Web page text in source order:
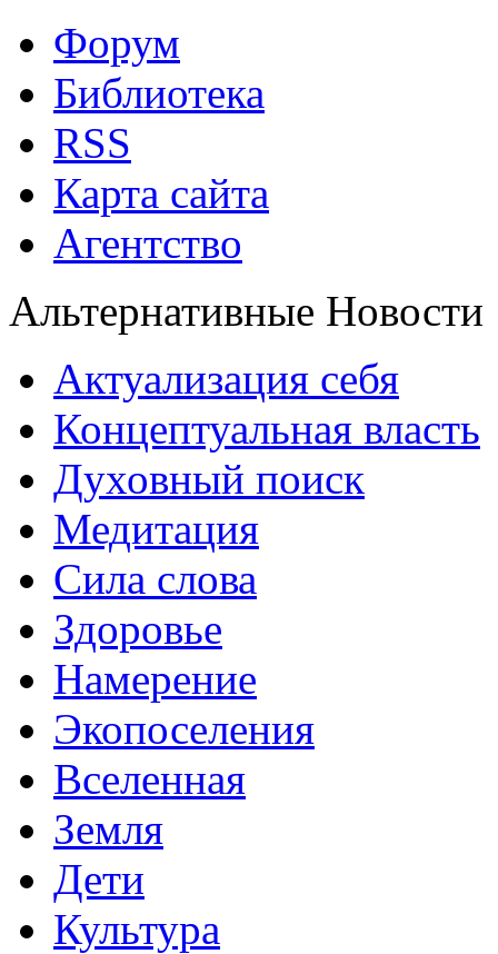
Форум
Библиотека
RSS
Карта сайта
Агентство
Альтернативные Новости
Актуализация себя
Концептуальная власть
Духовный поиск
Медитация
Сила слова
Здоровье
Намерение
Экопоселения
Вселенная
Земля
Дети
Культура